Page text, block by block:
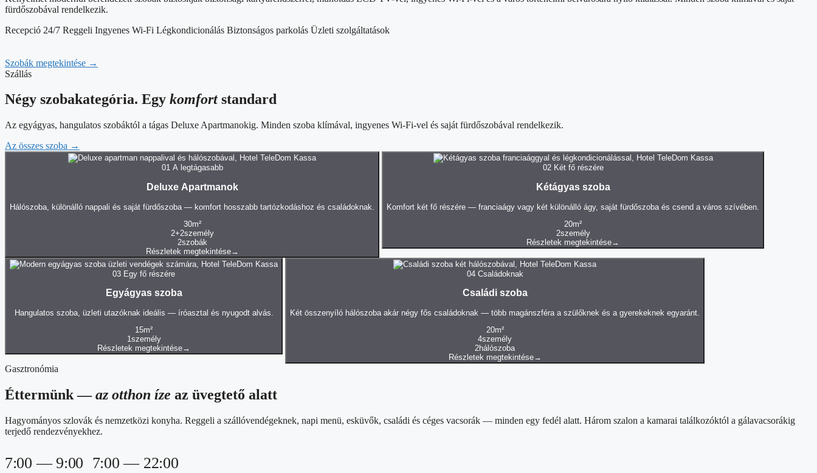
fürdőszobával rendelkezik.
Recepció 24/7 Reggeli Ingyenes Wi-Fi Légkondicionálás Biztonságos parkolás Üzleti szolgáltatások
Szobák megtekintése →
Szállás
Négy szobakategória. Egy komfortstandard
Az egyágyas, hangulatos szobáktól a tágas Deluxe Apartmanokig. Minden szoba klímával, ingyenes Wi-Fi-vel és saját fürdőszobával rendelkezik.
Az összes szoba →
01 A legtágasabb
Deluxe Apartmanok
Hálószoba, különálló nappali és saját fürdőszoba — komfort hosszabb tartózkodáshoz és családoknak.
30m²
2+2személy
2szobák
Részletek megtekintése→
02 Két fő részére
Kétágyas szoba
Komfort két fő részére — franciaágy vagy két különálló ágy, saját fürdőszoba és csend a város szívében.
20m²
2személy
Részletek megtekintése→
03 Egy fő részére
Egyágyas szoba
Hangulatos szoba, üzleti utazóknak ideális — íróasztal és nyugodt alvás.
15m²
1személy
Részletek megtekintése→
04 Családoknak
Családi szoba
Két összenyíló hálószoba akár négy fős családoknak — több magánszféra a szülőknek és a gyerekeknek egyaránt.
20m²
4személy
2hálószoba
Részletek megtekintése→
Gasztronómia
Éttermünk —az otthon íze az üvegtető alatt
Hagyományos szlovák és nemzetközi konyha. Reggeli a szállóvendégeknek, napi menü, esküvők, családi és céges vacsorák — minden egy fedél alatt. Három szalon a kamarai találkozóktól a gálavacsorákig
terjedő rendezvényekhez.
7:00 — 9:00 7:00 — 22:00